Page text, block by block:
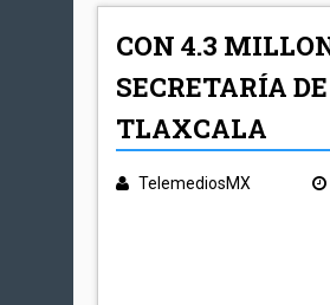
CON 4.3
SECRETARÍA
TLAXCALA
TelemediosMX